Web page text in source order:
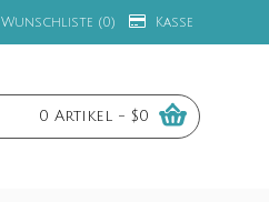
Wunschliste (0) Kasse
0 Artikel - $0